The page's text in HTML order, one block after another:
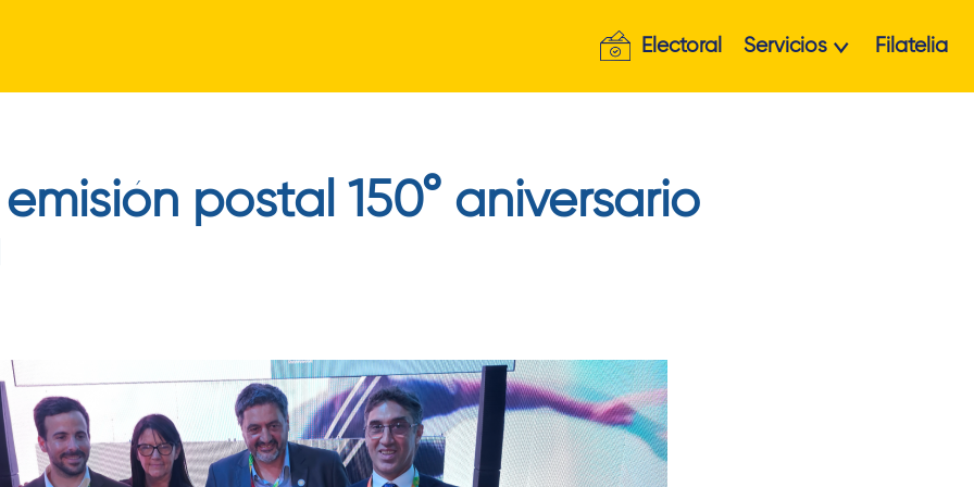
contenido
Electoral Servicios Filatelia
postal 150° aniversario